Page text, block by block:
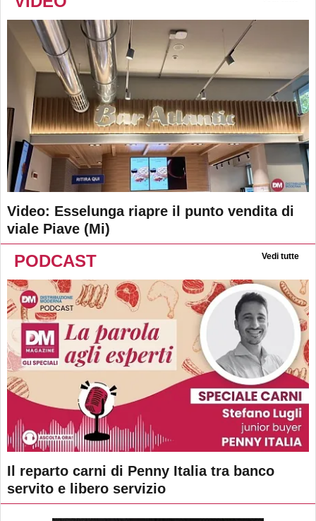
Video: Esselunga riapre il punto vendita di
viale Piave (Mi)
PODCAST Vedi tutte
Il reparto carni di Penny Italia tra banco
servito e libero servizio